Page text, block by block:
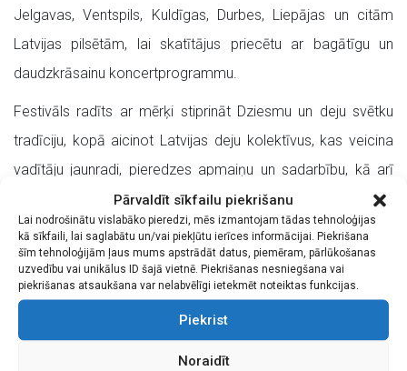
Pārvaldīt sīkfailu piekrišanu
Lai nodrošinātu vislabāko pieredzi, mēs izmantojam tādas tehnoloģijas
kā sīkfaili, lai saglabātu un/vai piekļūtu ierīces informācijai. Piekrišana
šīm tehnoloģijām ļaus mums apstrādāt datus, piemēram, pārlūkošanas
uzvedību vai unikālus ID šajā vietnē. Piekrišanas nesniegšana vai
piekrišanas atsaukšana var nelabvēlīgi ietekmēt noteiktas funkcijas.
Piekrist
Noraidīt
Jelgavas, Ventspils, Kuldīgas, Durbes, Liepājas un citām
Latvijas pilsētām, lai skatītājus priecētu ar bagātīgu un
daudzkrāsainu koncertprogrammu.
Festivāls radīts ar mērķi stiprināt Dziesmu un deju svētku
tradīciju, kopā aicinot Latvijas deju kolektīvus, kas veicina
vadītāju jaunradi, pieredzes apmaiņu un sadarbību, kā arī
rosina jauniešu un vidējās paaudzes dejotāju radošās
aktivitātes. Tradicionāli festivālā deju kolektīvi savstarpēji
sacenšas arī sportiskās aktivitātēs – “3+3 Pilienu
sacensībās”.
Koncertam deju kolektīvs aicināts pieteikt četras dejas: trīs
brīvas izvēles tautas dejas un vienu cita žanra deju,